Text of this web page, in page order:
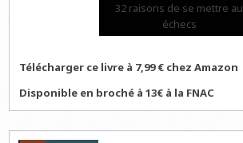
32 raisons de se mettre au
échecs
Télécharger ce livre à 7,99 € chez Amazon
Disponible en broché à 13€ à la FNAC